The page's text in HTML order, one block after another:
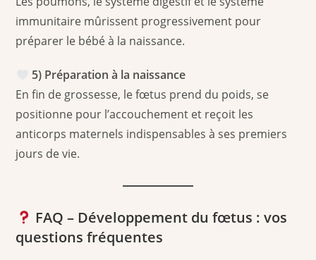
immunitaire mûrissent progressivement pour
préparer le bébé à la naissance.
5) Préparation à la naissance
En fin de grossesse, le fœtus prend du poids, se
positionne pour l’accouchement et reçoit les
anticorps maternels indispensables à ses premiers
jours de vie.
FAQ – Développement du fœtus : vos
questions fréquentes